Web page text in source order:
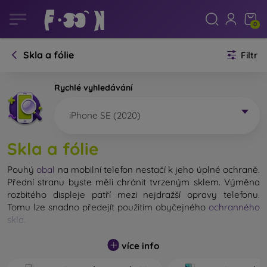
0
Skla a fólie Filtr
Rychlé vyhledávání
iPhone SE (2020)
Skla a fólie
Pouhý obal na mobilní telefon nestačí k jeho úplné ochraně.
Přední stranu byste měli chránit tvrzeným sklem. Výměna
rozbitého displeje patří mezi nejdražší opravy telefonu.
Tomu lze snadno předejít použitím obyčejného ochranného
skla
Nerozbitné sklo na mobil sice neexistuje, ale při pádu
zůstane displej ve většině případů nepoškozený. Výběr
více info